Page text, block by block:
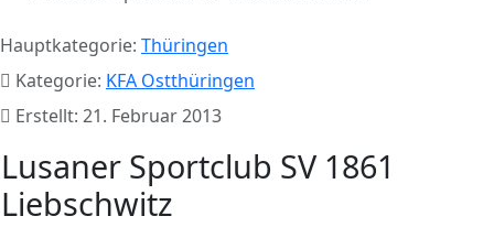
Hauptkategorie: Thüringen
Kategorie: KFA Ostthüringen
Erstellt: 21. Februar 2013
Lusaner Sportclub SV 1861
Liebschwitz